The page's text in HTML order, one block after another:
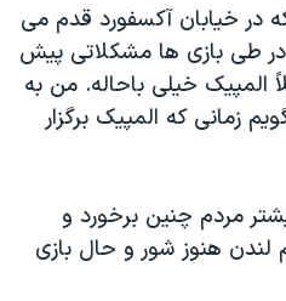
در خیابان آکسفورد قدم می
در طی بازی ها مشکلاتی پیش
المپیک خیلی باحاله. من به
زمانی که المپیک برگزار
مردم چنین برخورد و
لندن هنوز شور و حال بازی